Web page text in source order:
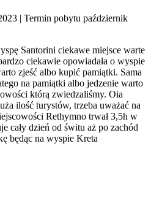
| Termin pobytu październik
Santorini ciekawe miejsce warte
ciekawie opowiadała o wyspie
zjeść albo kupić pamiątki. Sama
na pamiątki albo jedzenie warto
którą zwiedzaliśmy. Oia
ilość turystów, trzeba uważać na
Rethymno trwał 3,5h w
cały dzień od świtu aż po zachód
będąc na wyspie Kreta